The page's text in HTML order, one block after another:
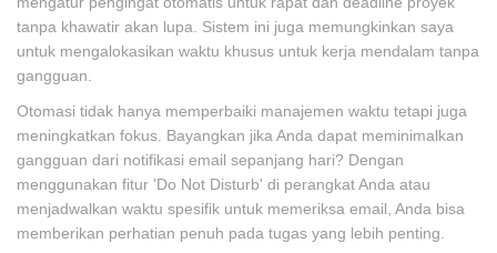
tanpa khawatir akan lupa. Sistem ini juga memungkinkan saya
untuk mengalokasikan waktu khusus untuk kerja mendalam tanpa
gangguan.
Otomasi tidak hanya memperbaiki manajemen waktu tetapi juga
meningkatkan fokus. Bayangkan jika Anda dapat meminimalkan
gangguan dari notifikasi email sepanjang hari? Dengan
menggunakan fitur 'Do Not Disturb' di perangkat Anda atau
menjadwalkan waktu spesifik untuk memeriksa email, Anda bisa
memberikan perhatian penuh pada tugas yang lebih penting.